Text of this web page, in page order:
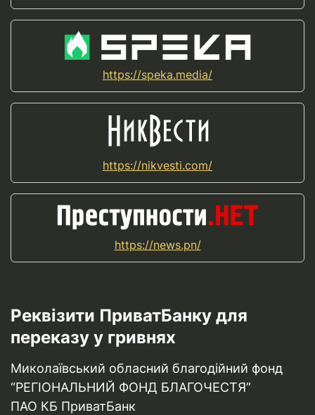
https://speka.media/
https://nikvesti.com/
https://news.pn/
Реквізити ПриватБанку для
переказу у гривнях
Миколаївський обласний благодійний фонд
“РЕГІОНАЛЬНИЙ ФОНД БЛАГОЧЕСТЯ”
ПАО КБ ПриватБанк